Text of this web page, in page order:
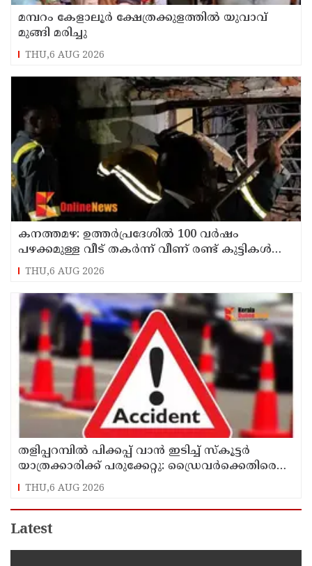
മമ്പറം കേളാലൂർ ക്ഷേത്രക്കുളത്തിൽ യുവാവ്
മുങ്ങി മരിച്ചു
THU,6 AUG 2026
കനത്തമഴ: ഉത്തര്‍പ്രദേശില്‍ 100 വര്‍ഷം
പഴക്കമുള്ള വീട് തകര്‍ന്ന് വീണ് രണ്ട് കുട്ടികള്‍
ഉള്‍പ്പടെ 6 പേര്‍ക്ക് ദാരുണാന്ത്യം
THU,6 AUG 2026
തളിപ്പറമ്പിൽ പിക്കപ്പ് വാൻ ഇടിച്ച് സ്‌കൂട്ടർ
യാത്രക്കാരിക്ക് പരുക്കേറ്റു: ഡ്രൈവർക്കെതിരെ
കേസെടുത്തു
THU,6 AUG 2026
Latest